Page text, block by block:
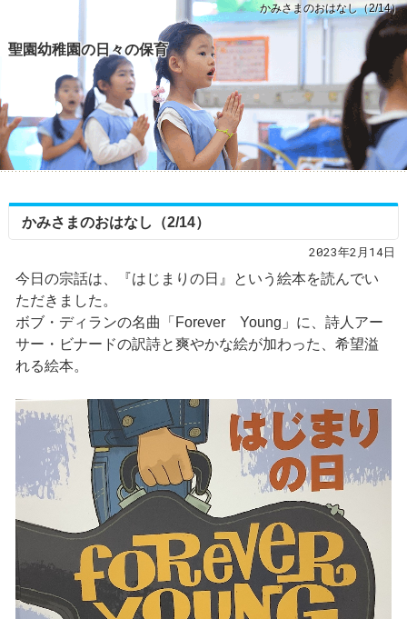
かみさまのおはなし（2/14）
聖園幼稚園の日々の保育
かみさまのおはなし（2/14）
2023年2月14日
今日の宗話は、『はじまりの日』という絵本を読んでい
ただきました。
ボブ・ディランの名曲「Forever Young」に、詩人アー
サー・ビナードの訳詩と爽やかな絵が加わった、希望溢
れる絵本。